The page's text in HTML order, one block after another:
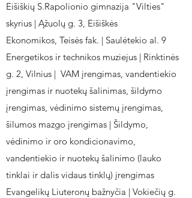
Eišiškių S.Rapolionio gimnazija "Vilties"
skyrius | Ąžuolų g. 3, Eišiškės
Ekonomikos, Teisės fak. | Saulėtekio al. 9
Energetikos ir technikos muziejus | Rinktinės
g. 2, Vilnius | VAM įrengimas, vandentiekio
įrengimas ir nuotekų šalinimas, šildymo
įrengimas, vėdinimo sistemų įrengimas,
šilumos mazgo įrengimas | Šildymo,
vėdinimo ir oro kondicionavimo,
vandentiekio ir nuotekų šalinimo (lauko
tinklai ir dalis vidaus tinklų) įrengimas
Evangelikų Liuteronų bažnyčia | Vokiečių g.